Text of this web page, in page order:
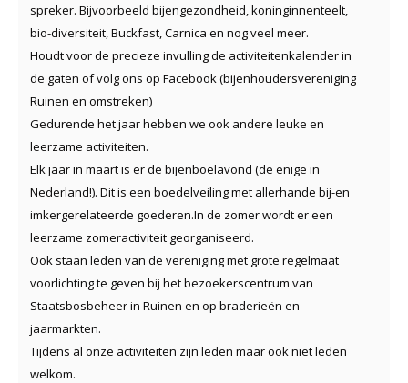
spreker. Bijvoorbeeld bijengezondheid, koninginnenteelt,
bio-diversiteit, Buckfast, Carnica en nog veel meer.
Houdt voor de precieze invulling de activiteitenkalender in
de gaten of volg ons op Facebook (bijenhoudersvereniging
Ruinen en omstreken)
Gedurende het jaar hebben we ook andere leuke en
leerzame activiteiten.
Elk jaar in maart is er de bijenboelavond (de enige in
Nederland!). Dit is een boedelveiling met allerhande bij-en
imkergerelateerde goederen.In de zomer wordt er een
leerzame zomeractiviteit georganiseerd.
Ook staan leden van de vereniging met grote regelmaat
voorlichting te geven bij het bezoekerscentrum van
Staatsbosbeheer in Ruinen en op braderieën en
jaarmarkten.
Tijdens al onze activiteiten zijn leden maar ook niet leden
welkom.